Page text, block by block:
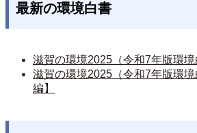
最新の環境白書
滋賀の環境2025（令和7年版環境
滋賀の環境2025（令和7年版環
編】